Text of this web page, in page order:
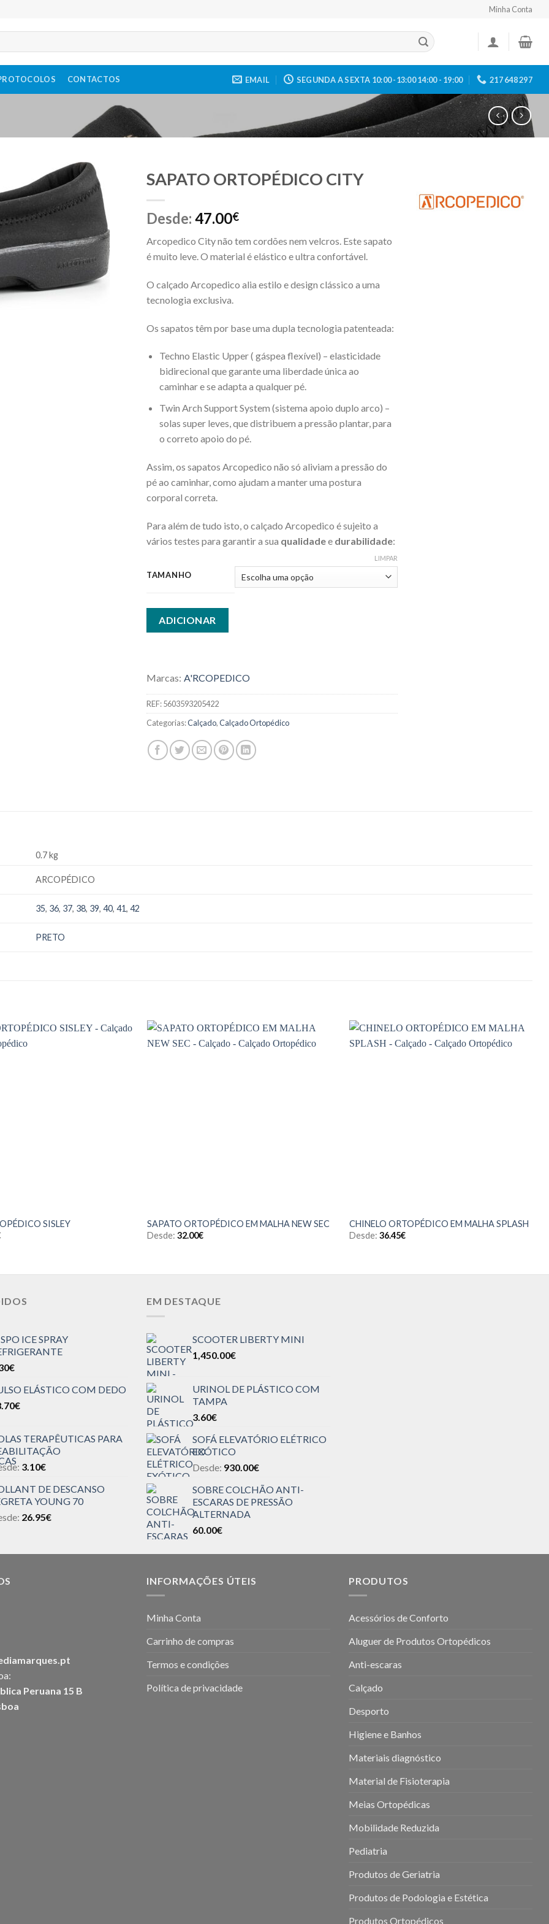
Minha Conta
CONTACTOS EMAIL SEGUNDA A SEXTA 10:00 -13:00 14:00 - 19:00 217 648 297
SAPATO ORTOPÉDICO CITY
Desde: 47.00€
Arcopedico City não tem cordões nem velcros. Este sapato
é muito leve. O material é elástico e ultra confortável.
O calçado Arcopedico alia estilo e design clássico a uma
tecnologia exclusiva.
Os sapatos têm por base uma dupla tecnologia patenteada:
Techno Elastic Upper ( gáspea flexível) – elasticidade
bidirecional que garante uma liberdade única ao
caminhar e se adapta a qualquer pé.
Twin Arch Support System (sistema apoio duplo arco) –
solas super leves, que distribuem a pressão plantar, para
o correto apoio do pé.
Assim, os sapatos Arcopedico não só aliviam a pressão do
pé ao caminhar, como ajudam a manter uma postura
corporal correta.
Para além de tudo isto, o calçado Arcopedico é sujeito a
vários testes para garantir a sua qualidadee durabilidade:
TAMANHO
LIMPAR
ADICIONAR
Marcas: A'RCOPEDICO
REF:5603593205422
Categorias:Calçado,Calçado Ortopédico
0.7 kg
ARCOPÉDICO
35, 36, 37, 38, 39,40,41,42
PRETO
SISLEY
SAPATO ORTOPÉDICO EM MALHA NEW SEC
Desde: 32.00€
CHINELO ORTOPÉDICO EM MALHA SPLASH
Desde:36.45€
ICE SPRAY
€
ELÁSTICO COM DEDO
€
TERAPÊUTICAS PARA
3.10€
DE DESCANSO
YOUNG 70
26.95€
EM DESTAQUE
SCOOTER LIBERTY MINI
1,450.00€
URINOL DE PLÁSTICO COM
TAMPA
3.60€
SOFÁ ELEVATÓRIO ELÉTRICO
EXÓTICO
Desde: 930.00€
SOBRE COLCHÃO ANTI-
ESCARAS DE PRESSÃO
ALTERNADA
60.00€
Peruana 15 B
INFORMAÇÕES ÚTEIS
Minha Conta
Carrinho de compras
Termos e condições
Política de privacidade
PRODUTOS
Acessórios de Conforto
Aluguer de Produtos Ortopédicos
Anti-escaras
Calçado
Desporto
Higiene e Banhos
Materiais diagnóstico
Material de Fisioterapia
Meias Ortopédicas
Mobilidade Reduzida
Pediatria
Produtos de Geriatria
Produtos de Podologia e Estética
Produtos Ortopédicos